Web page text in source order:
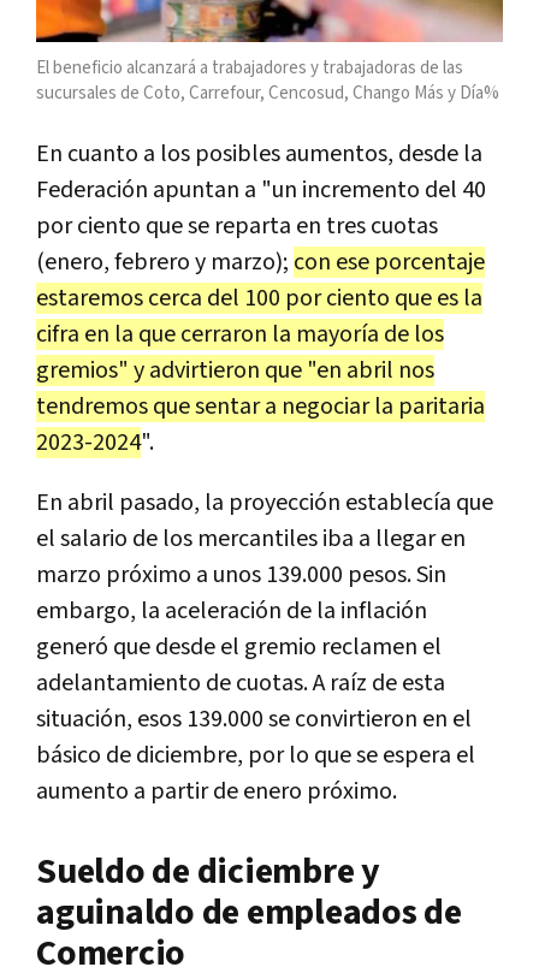
El beneficio alcanzará a trabajadores y trabajadoras de las
sucursales de Coto, Carrefour, Cencosud, Chango Más y Día%
En cuanto a los posibles aumentos, desde la
Federación apuntan a "un incremento del 40
por ciento que se reparta en tres cuotas
(enero, febrero y marzo); con ese porcentaje
estaremos cerca del 100 por ciento que es la
cifra en la que cerraron la mayoría de los
gremios" y advirtieron que "en abril nos
tendremos que sentar a negociar la paritaria
2023-2024".
En abril pasado, la proyección establecía que
el salario de los mercantiles iba a llegar en
marzo próximo a unos 139.000 pesos. Sin
embargo, la aceleración de la inflación
generó que desde el gremio reclamen el
adelantamiento de cuotas. A raíz de esta
situación, esos 139.000 se convirtieron en el
básico de diciembre, por lo que se espera el
aumento a partir de enero próximo.
Sueldo de diciembre y
aguinaldo de empleados de
Comercio